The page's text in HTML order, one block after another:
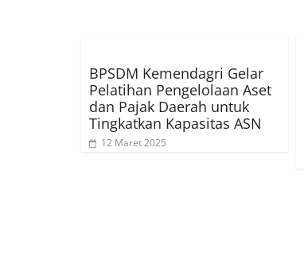
BPSDM Kemendagri Gelar
Pelatihan Pengelolaan Aset
dan Pajak Daerah untuk
Tingkatkan Kapasitas ASN
12 Maret 2025